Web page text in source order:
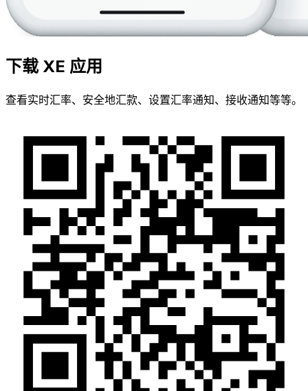
下载 XE 应用
查看实时汇率、安全地汇款、设置汇率通知、接收通知等等。